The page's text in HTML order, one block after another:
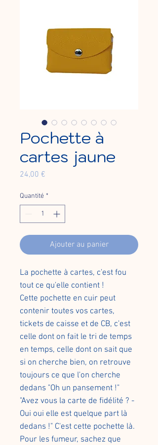
Pochette à
cartes jaune
24,00 €
Quantité *
Ajouter au panier
La pochette à cartes, c'est fou
tout ce qu'elle contient !
Cette pochette en cuir peut
contenir toutes vos cartes,
tickets de caisse et de CB, c'est
celle dont on fait le tri de temps
en temps, celle dont on sait que
si on cherche bien, on retrouve
toujours ce que l'on cherche
dedans "Oh un pansement !"
"Avez vous la carte de fidélité ? -
Oui oui elle est quelque part là
dedans !" C'est cette pochette là.
Pour les fumeur, sachez que